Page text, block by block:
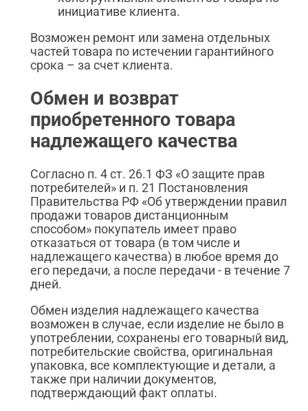
инициативе клиента.
Возможен ремонт или замена отдельных
частей товара по истечении гарантийного
срока – за счет клиента.
Обмен и возврат
приобретенного товара
надлежащего качества
Согласно п. 4 ст. 26.1 ФЗ «О защите прав
потребителей» и п. 21 Постановления
Правительства РФ «Об утверждении правил
продажи товаров дистанционным
способом» покупатель имеет право
отказаться от товара (в том числе и
надлежащего качества) в любое время до
его передачи, а после передачи - в течение 7
дней.
Обмен изделия надлежащего качества
возможен в случае, если изделие не было в
употреблении, сохранены его товарный вид,
потребительские свойства, оригинальная
упаковка, все комплектующие и детали, а
также при наличии документов,
подтверждающий факт оплаты.